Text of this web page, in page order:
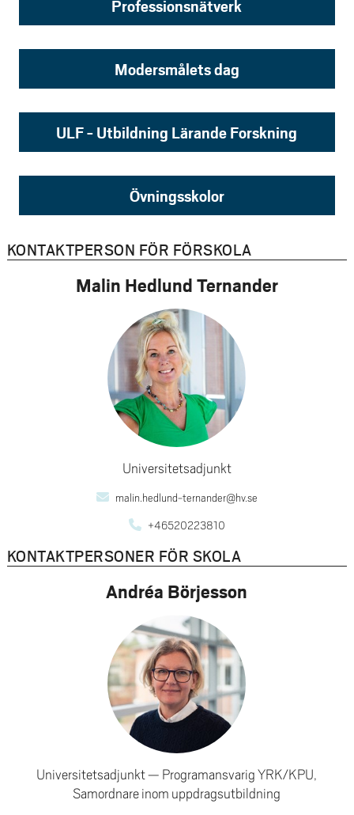
Professionsnätverk
Modersmålets dag
ULF - Utbildning Lärande Forskning
Övningsskolor
KONTAKTPERSON FÖR FÖRSKOLA
Malin Hedlund Ternander
Universitetsadjunkt
malin.hedlund-ternander@hv.se
+46520223810
KONTAKTPERSONER FÖR SKOLA
Andréa Börjesson
Universitetsadjunkt
Programansvarig YRK/KPU,
Samordnare inom uppdragsutbildning